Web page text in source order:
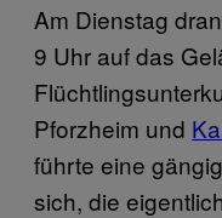
Am Dienstag
9 Uhr auf das
Pforzheim und
führte eine
sich, die